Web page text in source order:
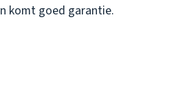
komt goed garantie.